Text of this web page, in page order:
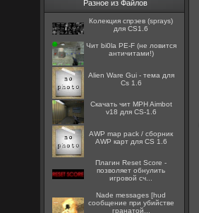
Разное из Файлов
Колекция спрэев (sprays)
для CS1.6
Чит bi0la PE-F (не ловится
античитами!)
Alien Ware Gui - тема для
Cs 1.6
Скачать чит MPH Aimbot
v18 для CS-1.6
AWP map pack / сборник
AWP карт для CS 1.6
Плагин Reset Score -
позволяет обнулить
игровой сч...
Nade messages [hud
сообщение при убийстве
гранатой...